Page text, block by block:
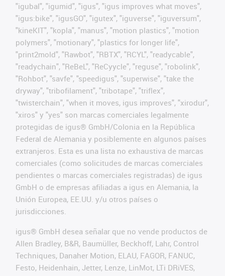
"igubal", "igumid", "igus", "igus improves what moves",
"igus:bike", "igusGO", "igutex", "iguverse", "iguversum",
"kineKIT", "kopla", "manus", "motion plastics", "motion
polymers", "motionary", "plastics for longer life",
"print2mold", "Rawbot", "RBTX", "RCYL", "readycable",
"readychain", "ReBeL", "ReCyycle", "reguse", "robolink",
"Rohbot", "savfe", "speedigus", "superwise", "take the
dryway", "tribofilament", "tribotape", "triflex",
"twisterchain", "when it moves, igus improves", "xirodur",
"xiros" y "yes" son marcas comerciales legalmente
protegidas de igus® GmbH/Colonia en la República
Federal de Alemania y posiblemente en algunos países
extranjeros. Esta es una lista no exhaustiva de marcas
comerciales (como solicitudes de marcas comerciales
pendientes o marcas comerciales registradas) de igus
GmbH o de empresas afiliadas a igus en Alemania, la
Unión Europea, EE.UU. y/u otros países o
jurisdicciones.
igus® GmbH desea señalar que no vende productos de
Allen Bradley, B&R, Baumüller, Beckhoff, Lahr, Control
Techniques, Danaher Motion, ELAU, FAGOR, FANUC,
Festo, Heidenhain, Jetter, Lenze, LinMot, LTi DRiVES,